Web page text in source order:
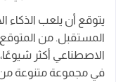
يتوقع أن يلعب الذكاء
المستقبل. من المتوقع
الاصطناعي أكثر
في مجموعة متنوعة من